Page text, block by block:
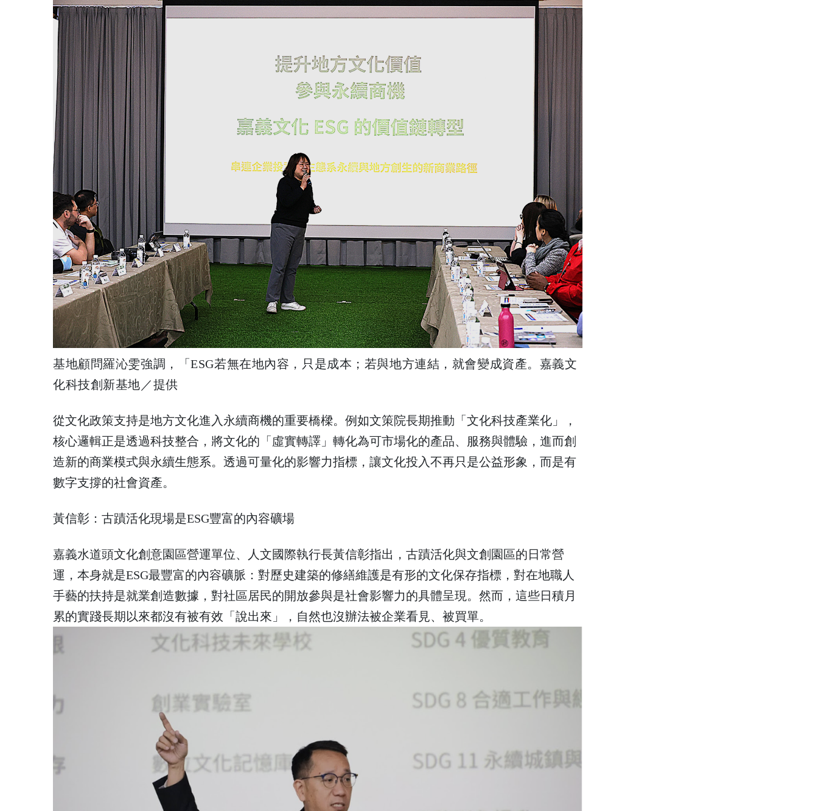
基地顧問羅沁雯強調，「ESG若無在地內容，只是成本；若與地方連結，就會變成資產。嘉義文
化科技創新基地／提供
從文化政策支持是地方文化進入永續商機的重要橋樑。例如文策院長期推動「文化科技產業化」，
核心邏輯正是透過科技整合，將文化的「虛實轉譯」轉化為可市場化的產品、服務與體驗，進而創
造新的商業模式與永續生態系。透過可量化的影響力指標，讓文化投入不再只是公益形象，而是有
數字支撐的社會資產。
黃信彰：古蹟活化現場是ESG豐富的內容礦場
嘉義水道頭文化創意園區營運單位、人文國際執行長黃信彰指出，古蹟活化與文創園區的日常營
運，本身就是ESG最豐富的內容礦脈：對歷史建築的修繕維護是有形的文化保存指標，對在地職人
手藝的扶持是就業創造數據，對社區居民的開放參與是社會影響力的具體呈現。然而，這些日積月
累的實踐長期以來都沒有被有效「說出來」，自然也沒辦法被企業看見、被買單。